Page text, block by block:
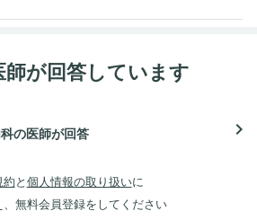
師が回答しています
の医師が回答 navigate_next
約 と 個人情報の取り扱いに
、無料会員登録をしてください